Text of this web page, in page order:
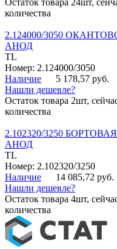
Остаток товара 24шт,
количества
2.124000/3050
АНОД
TL
Номер: 2.124000/3050
Наличие
5 178,57 руб.
Нашли дешевле?
Остаток товара 2шт,
количества
2.102320/3250
АНОД
TL
Номер: 2.102320/3250
Наличие
14 085,72 руб.
Нашли дешевле?
Остаток товара 4шт,
количества